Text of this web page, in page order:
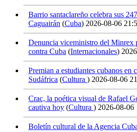
Barrio santaclareño celebra sus
Caguairán (Cuba) 2026-08-06
Denuncia viceministro del Minrex
contra Cuba (Internacionales)
Premian a estudiantes cubanos en
Sudáfrica (Cultura ) 2026-08-06
Crac, la poética visual de Rafael
cautiva hoy (Cultura ) 2026-08-06
Boletín cultural de la Agencia